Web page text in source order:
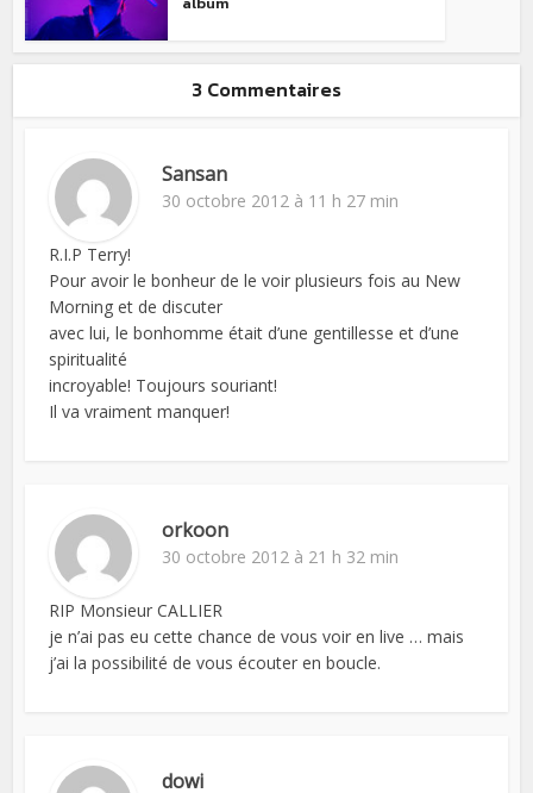
3 Commentaires
Sansan
30 octobre 2012 à 11 h 27 min
R.I.P Terry!
Pour avoir le bonheur de le voir plusieurs fois au New
Morning et de discuter
avec lui, le bonhomme était d’une gentillesse et d’une
spiritualité
incroyable! Toujours souriant!
Il va vraiment manquer!
orkoon
30 octobre 2012 à 21 h 32 min
RIP Monsieur CALLIER
je n’ai pas eu cette chance de vous voir en live … mais
j’ai la possibilité de vous écouter en boucle.
dowi